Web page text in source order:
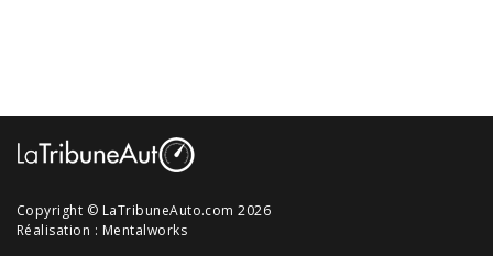
Copyright © LaTribuneAuto.com 2026
Réalisation : Mentalworks